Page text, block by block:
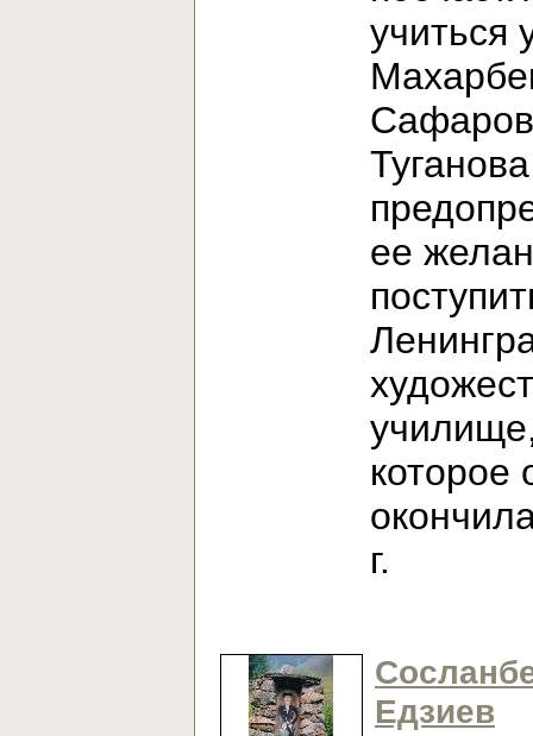
учиться
ее
которое
г.
Едзиев